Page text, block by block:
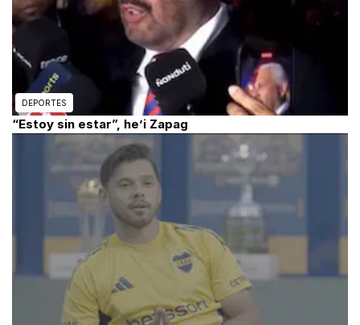
DEPORTES
“Estoy sin estar”, he’i Zapag